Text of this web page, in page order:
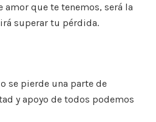
amor que te tenemos, será la
superar tu pérdida.
se pierde una parte de
y apoyo de todos podemos